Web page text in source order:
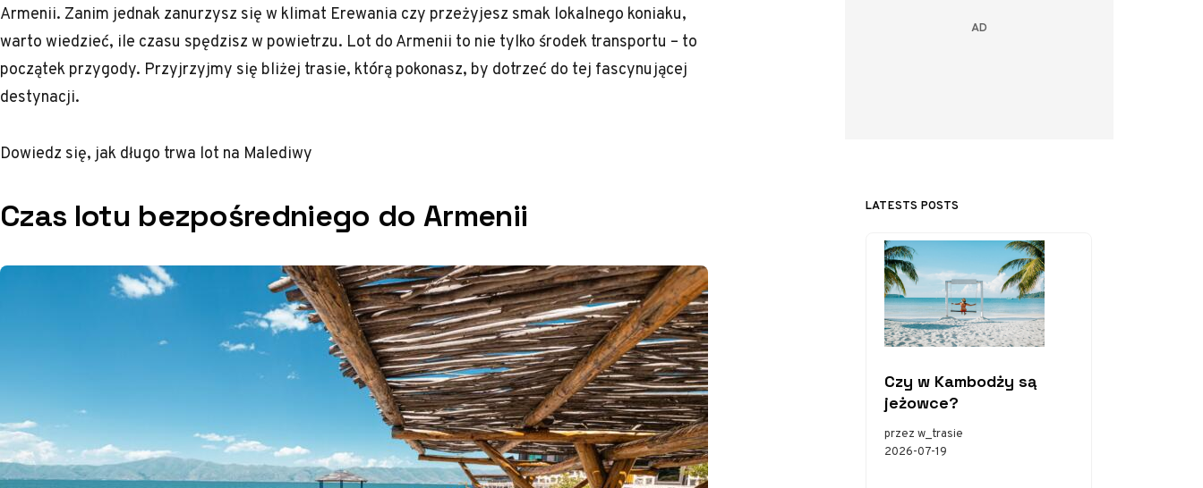
Armenii. Zanim jednak zanurzysz się w klimat Erewania czy przeżyjesz smak lokalnego koniaku,
warto wiedzieć, ile czasu spędzisz w powietrzu. Lot do Armenii to nie tylko środek transportu – to
początek przygody. Przyjrzyjmy się bliżej trasie, którą pokonasz, by dotrzeć do tej fascynującej
destynacji.
Dowiedz się, jak długo trwa lot na Malediwy
Czas lotu bezpośredniego do Armenii LATESTS POSTS
Czy w Kambodży są
jeżowce?
przez w_trasie
2026-07-19